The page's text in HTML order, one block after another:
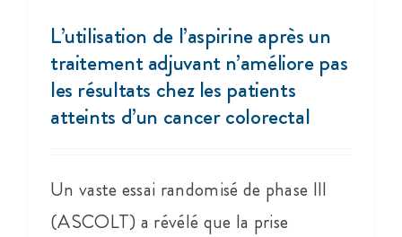
L’utilisation de l’aspirine après un
traitement adjuvant n’améliore pas
les résultats chez les patients
atteints d’un cancer colorectal
Un vaste essai randomisé de phase III
(ASCOLT) a révélé que la prise